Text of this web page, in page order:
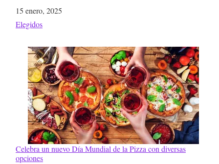
Fecha
15 enero, 2025
Respecto a
Elegidos
Celebra un nuevo Día Mundial de la Pizza con diversas
opciones